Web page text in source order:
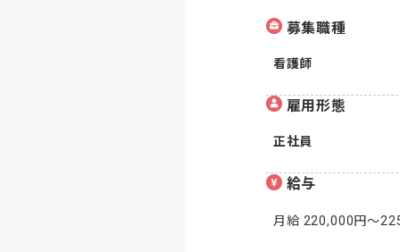
募集職種
看護師
雇用形態
正社員
給与
月給 220,000円〜